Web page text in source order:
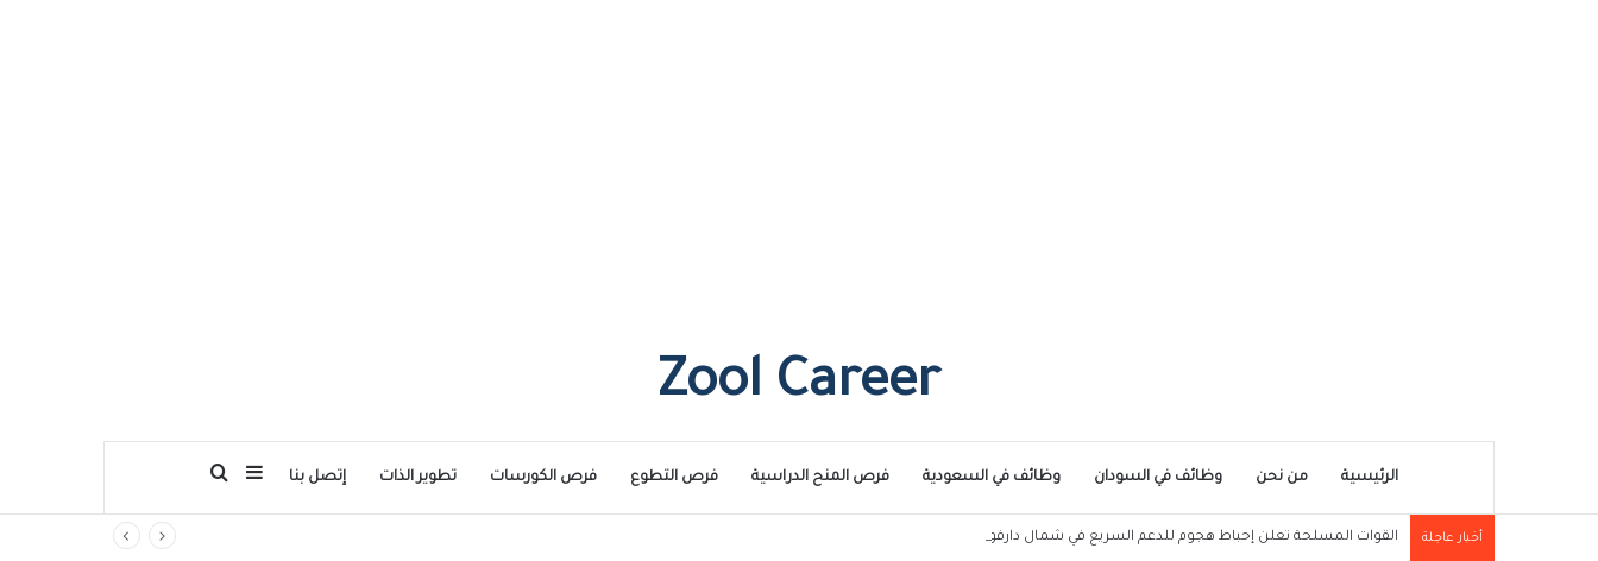
Zool Career
الرئيسية من نحن وظائف في السودان وظائف في السعودية فرص المنح الدراسية فرص التطوع فرص الكورسات تطوير الذات إتصل بنا إضافة عمود جانبي
بحث عن
أخبار عاجلة القوات المسلحة تعلن إحباط هجوم للدعم السريع في شمال دارفور